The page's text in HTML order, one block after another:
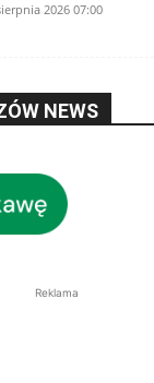
2026 07:00
NEWS
Reklama